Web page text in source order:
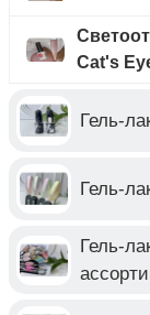
Cat's
Гель-
Гель-
Гель-